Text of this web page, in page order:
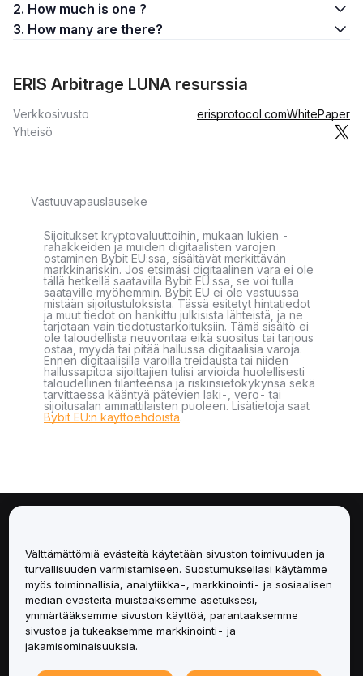
2. How much is one ?
3. How many are there?
ERIS Arbitrage LUNA resurssia
Verkkosivusto erisprotocol.comWhitePaper
Yhteisö
Vastuuvapauslauseke
Sijoitukset kryptovaluuttoihin, mukaan lukien -
rahakkeiden ja muiden digitaalisten varojen
ostaminen Bybit EU:ssa, sisältävät merkittävän
markkinariskin. Jos etsimäsi digitaalinen vara ei ole
tällä hetkellä saatavilla Bybit EU:ssa, se voi tulla
saataville myöhemmin. Bybit EU ei ole vastuussa
mistään sijoitustuloksista. Tässä esitetyt hintatiedot
ja muut tiedot on hankittu julkisista lähteistä, ja ne
tarjotaan vain tiedotustarkoituksiin. Tämä sisältö ei
ole taloudellista neuvontaa eikä suositus tai tarjous
ostaa, myydä tai pitää hallussa digitaalisia varoja.
Ennen digitaalisilla varoilla treidausta tai niiden
hallussapitoa sijoittajien tulisi arvioida huolellisesti
taloudellinen tilanteensa ja riskinsietokykynsä sekä
tarvittaessa kääntyä pätevien laki-, vero- tai
sijoitusalan ammattilaisten puoleen. Lisätietoja saat
Bybit EU:n käyttöehdoista.
Palvelut
Tuki
Tuotteet
Välttämättömiä evästeitä käytetään sivuston toimivuuden ja
turvallisuuden varmistamiseen. Suostumuksellasi käytämme
myös toiminnallisia, analytiikka-, markkinointi- ja sosiaalisen
median evästeitä muistaaksemme asetuksesi,
ymmärtääksemme sivuston käyttöä, parantaaksemme
sivustoa ja tukeaksemme markkinointi- ja
jakamisominaisuuksia.